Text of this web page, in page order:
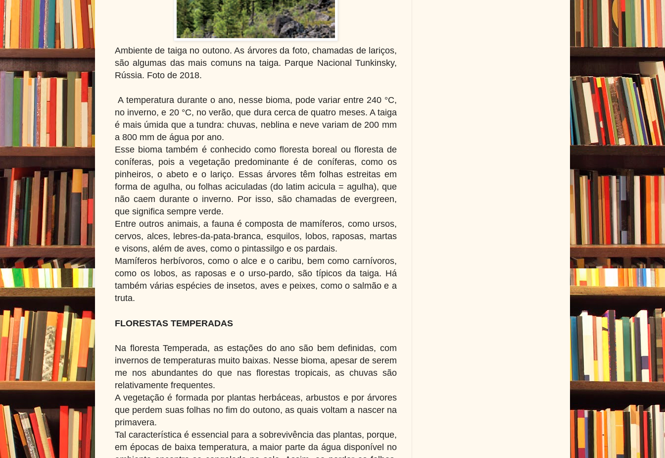
Ambiente de taiga no outono. As árvores da foto, chamadas de lariços,
são algumas das mais comuns na taiga. Parque Nacional Tunkinsky,
Rússia. Foto de 2018.
A temperatura durante o ano, nesse bioma, pode variar entre 240 °C,
no inverno, e 20 °C, no verão, que dura cerca de quatro meses. A taiga
é mais úmida que a tundra: chuvas, neblina e neve variam de 200 mm
a 800 mm de água por ano.
Esse bioma também é conhecido como floresta boreal ou floresta de
coníferas, pois a vegetação predominante é de coníferas, como os
pinheiros, o abeto e o lariço. Essas árvores têm folhas estreitas em
forma de agulha, ou folhas aciculadas (do latim acicula = agulha), que
não caem durante o inverno. Por isso, são chamadas de evergreen,
que significa sempre verde.
Entre outros animais, a fauna é composta de mamíferos, como ursos,
cervos, alces, lebres-da-pata-branca, esquilos, lobos, raposas, martas
e visons, além de aves, como o pintassilgo e os pardais.
Mamíferos herbívoros, como o alce e o caribu, bem como carnívoros,
como os lobos, as raposas e o urso-pardo, são típicos da taiga. Há
também várias espécies de insetos, aves e peixes, como o salmão e a
truta.
FLORESTAS TEMPERADAS
Na floresta Temperada, as estações do ano são bem definidas, com
invernos de temperaturas muito baixas. Nesse bioma, apesar de serem
me nos abundantes do que nas florestas tropicais, as chuvas são
relativamente frequentes.
A vegetação é formada por plantas herbáceas, arbustos e por árvores
que perdem suas folhas no fim do outono, as quais voltam a nascer na
primavera.
Tal característica é essencial para a sobrevivência das plantas, porque,
em épocas de baixa temperatura, a maior parte da água disponível no